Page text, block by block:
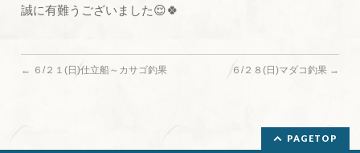
誠に有難うございました😌🍀
← ６/２１(日)仕立船～カサゴ釣果 ６/２８(日)マダコ釣果 →
PAGETOP